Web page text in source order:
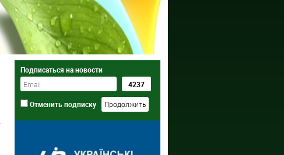
Подписаться на новости
Отменить подписку